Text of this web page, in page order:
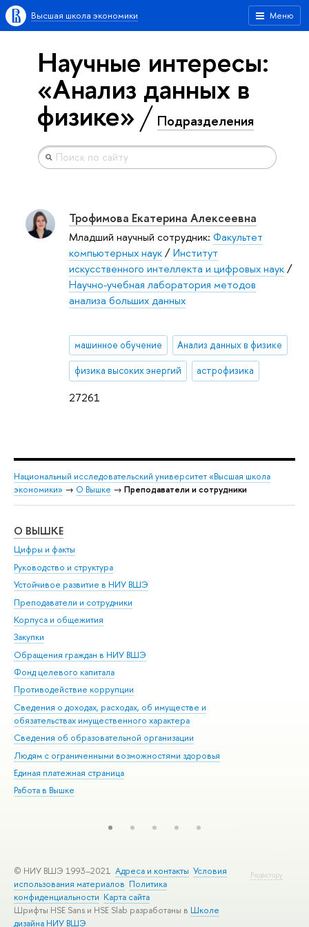
Меню
Высшая школа экономики
Научные интересы:
«Анализ данных в
физике» Подразделения
27261
Трофимова Екатерина Алексеевна
Младший научный сотрудник: Факультет
компьютерных наук/Институт
искусственного интеллекта и цифровых наук/
Научно-учебная лаборатория методов
анализа больших данных
машинное обучение Анализ данных в физике
физика высоких энергий астрофизика
Национальный исследовательский университет «Высшая школа
экономики» → О Вышке → Преподаватели и сотрудники
О ВЫШКЕ
Цифры и факты
Руководство и структура
Устойчивое развитие в НИУ ВШЭ
Преподаватели и сотрудники
Корпуса и общежития
Закупки
Обращения граждан в НИУ ВШЭ
Фонд целевого капитала
Противодействие коррупции
Сведения о доходах, расходах, об имуществе и
обязательствах имущественного характера
Сведения об образовательной организации
Людям с ограниченными возможностями здоровья
Единая платежная страница
Работа в Вышке
Редактору
© НИУ ВШЭ 1993–2021 Адреса и контакты Условия
использования материалов Политика
конфиденциальности Карта сайта
Шрифты HSE Sans и HSE Slab разработаны в Школе
дизайна НИУ ВШЭ